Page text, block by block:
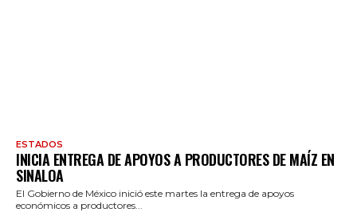
ESTADOS
INICIA ENTREGA DE APOYOS A PRODUCTORES DE MAÍZ EN
SINALOA
El Gobierno de México inició este martes la entrega de apoyos
económicos a productores...